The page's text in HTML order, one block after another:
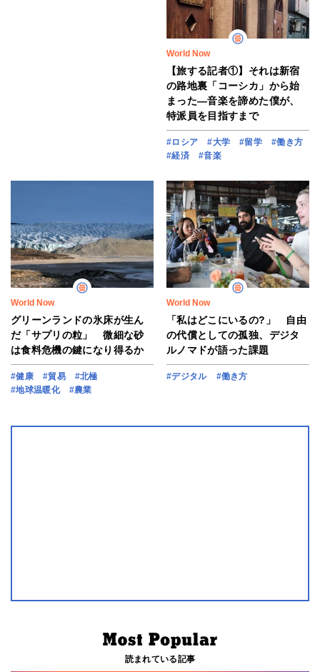
World Now
【旅する記者①】それは新宿
の路地裏「コーシカ」から始
まった―音楽を諦めた僕が、
特派員を目指すまで
#ロシア #大学 #留学
#働き方
#経済
#音楽
World Now
グリーンランドの氷床が生ん
だ「サプリの粒」 微細な砂
は食料危機の鍵になり得るか
#健康 #貿易
#北極
#地球温暖化
#農業
World Now
「私はどこにいるの?」 自由
の代償としての孤独、デジタ
ルノマドが語った課題
#デジタル #働き方
読まれている記事